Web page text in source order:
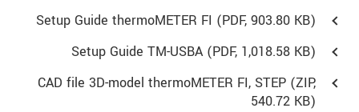
Setup Guide thermoMETER FI (PDF, 903.80 KB)
Setup Guide TM-USBA (PDF, 1,018.58 KB)
CAD file 3D-model thermoMETER FI, STEP (ZIP,
540.72 KB)